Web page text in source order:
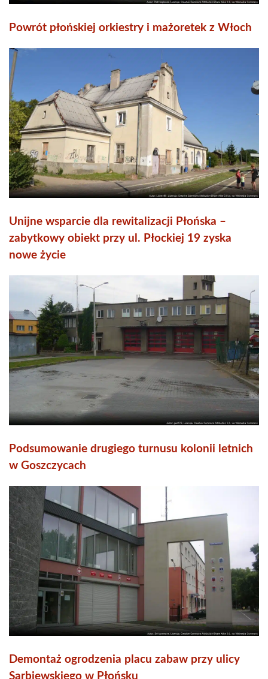
Powrót płońskiej orkiestry i mażoretek z Włoch
Unijne wsparcie dla rewitalizacji Płońska –
zabytkowy obiekt przy ul. Płockiej 19 zyska
nowe życie
Podsumowanie drugiego turnusu kolonii letnich
w Goszczycach
Demontaż ogrodzenia placu zabaw przy ulicy
Sarbiewskiego w Płońsku